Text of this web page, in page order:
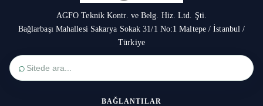
AGFO Teknik Kontr. ve Belg. Hiz. Ltd. Şti.
Bağlarbaşı Mahallesi Sakarya Sokak 31/1 No:1 Maltepe / İstanbul /
Türkiye
⌕
BAĞLANTILAR